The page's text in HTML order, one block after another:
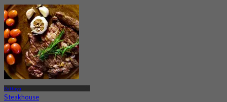
Pattaya
Steakhouse